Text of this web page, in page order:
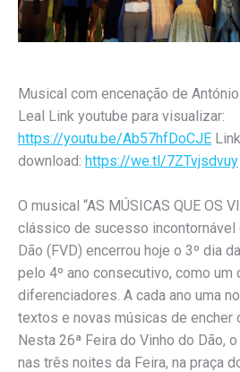
Musical com encenação de
Leal Link youtube para visualizar:
https://youtu.be/Ab57hfDoCJE
download: https://we.tl/7ZTvjsdvuy
O musical “AS MÚSICAS QUE OS
clássico de sucesso incontornável
Dão (FVD) encerrou hoje o 3º dia
pelo 4º ano consecutivo, como
diferenciadores. A cada ano uma
textos e novas músicas de encher
Nesta 26ª Feira do Vinho do Dão,
nas três noites da Feira, na praça